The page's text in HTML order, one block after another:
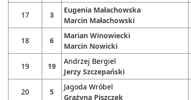
17 3
Eugenia Małachowska
Marcin Małachowski
18 6
Marian Winowiecki
Marcin Nowicki
19 19
Andrzej Bergiel
Jerzy Szczepański
20 5
Jagoda Wróbel
Grażyna Piszczek